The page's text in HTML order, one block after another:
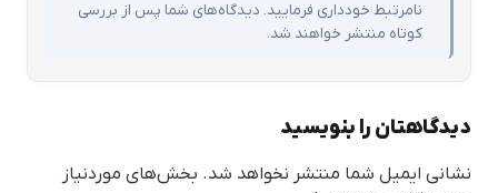
نامرتبط خودداری فرمایید. دیدگاه‌های شما پس از بررسی
کوتاه منتشر خواهند شد.
دیدگاهتان را بنویسید
نشانی ایمیل شما منتشر نخواهد شد. بخش‌های موردنیاز